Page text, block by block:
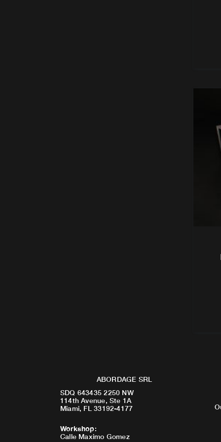
ABORDAGE SRL
SDQ 643435 2250 NW
114th Avenue, Ste 1A
Miami, FL 33192-4177
Workshop:
Calle Maximo Gomez